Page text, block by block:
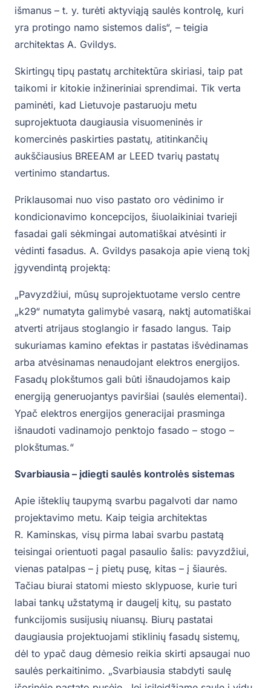
išmanus – t. y. turėti aktyviąją saulės kontrolę, kuri
yra protingo namo sistemos dalis“, – teigia
architektas A. Gvildys.
Skirtingų tipų pastatų architektūra skiriasi, taip pat
taikomi ir kitokie inžineriniai sprendimai. Tik verta
paminėti, kad Lietuvoje pastaruoju metu
suprojektuota daugiausia visuomeninės ir
komercinės paskirties pastatų, atitinkančių
aukščiausius BREEAM ar LEED tvarių pastatų
vertinimo standartus.
Priklausomai nuo viso pastato oro vėdinimo ir
kondicionavimo koncepcijos, šiuolaikiniai tvarieji
fasadai gali sėkmingai automatiškai atvėsinti ir
vėdinti fasadus. A. Gvildys pasakoja apie vieną tokį
įgyvendintą projektą:
„Pavyzdžiui, mūsų suprojektuotame verslo centre
„k29“ numatyta galimybė vasarą, naktį automatiškai
atverti atrijaus stoglangio ir fasado langus. Taip
sukuriamas kamino efektas ir pastatas išvėdinamas
arba atvėsinamas nenaudojant elektros energijos.
Fasadų plokštumos gali būti išnaudojamos kaip
energiją generuojantys paviršiai (saulės elementai).
Ypač elektros energijos generacijai prasminga
išnaudoti vadinamojo penktojo fasado – stogo –
plokštumas.“
Svarbiausia – įdiegti saulės kontrolės sistemas
Apie išteklių taupymą svarbu pagalvoti dar namo
projektavimo metu. Kaip teigia architektas
R. Kaminskas, visų pirma labai svarbu pastatą
teisingai orientuoti pagal pasaulio šalis: pavyzdžiui,
vienas patalpas – į pietų pusę, kitas – į šiaurės.
Tačiau biurai statomi miesto sklypuose, kurie turi
labai tankų užstatymą ir daugelį kitų, su pastato
funkcijomis susijusių niuansų. Biurų pastatai
daugiausia projektuojami stiklinių fasadų sistemų,
dėl to ypač daug dėmesio reikia skirti apsaugai nuo
saulės perkaitinimo. „Svarbiausia stabdyti saulę